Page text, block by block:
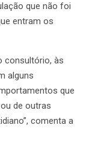
que não foi
entram os
consultório, às
alguns
que
de outras
comenta a